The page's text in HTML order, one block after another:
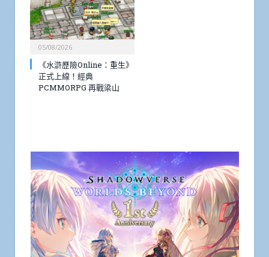
05/08/2026
《水滸歷險Online：重生》
正式上線！經典
PCMMORPG 再戰梁山